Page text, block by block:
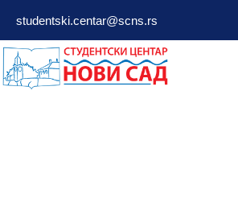
studentski.centar@scns.rs